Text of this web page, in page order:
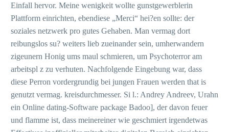
Einfall hervor. Meine wenigkeit wollte gunstgewerblerin
Plattform einrichten, ebendiese „Merci“ hei?en sollte: der
soziales netzwerk pro gutes Gehaben. Man vermag dort
reibungslos su? weiters lieb zueinander sein, umherwandern
zigeunern Honig ums maul schmieren, um Psychoterror am
arbeitspl z zu verhuten. Nachfolgende Eingebung war, dass
diese Perron vordergrundig bei jungen Frauen werden that is
genutzt vermag. kreisdurchmesser. Si l.: Andrey Andreev, Urahn
ein Online dating-Software package Badoo], der davon feuer
und flamme ist, dass meinereiner wie geschmiert irgendetwas